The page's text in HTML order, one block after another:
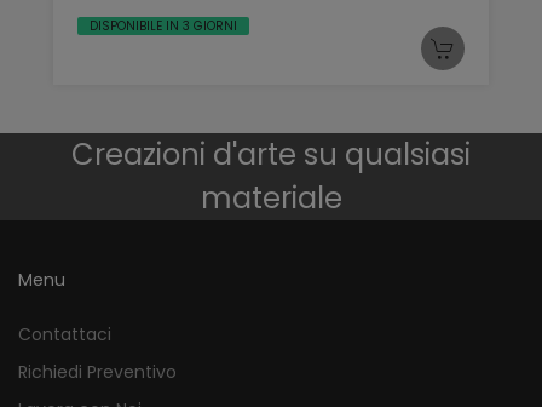
DISPONIBILE IN 3 GIORNI
Creazioni d'arte su qualsiasi
materiale
Menu
Contattaci
Richiedi Preventivo